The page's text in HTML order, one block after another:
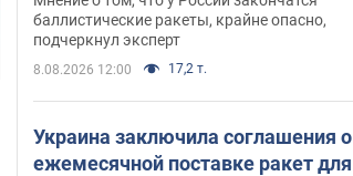
баллистические ракеты, крайне опасно,
подчеркнул эксперт
8.08.2026 12:00 17,2 т.
Украина заключила соглашения о
ежемесячной поставке ракет для